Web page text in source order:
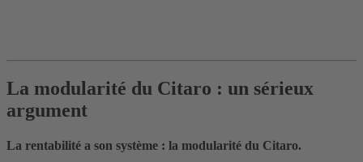
La modularité du Citaro : un sérieux
argument
La rentabilité a son système : la modularité du Citaro.